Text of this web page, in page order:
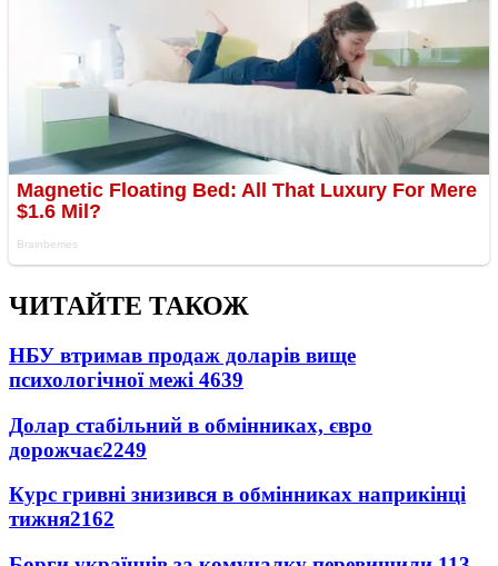
ЧИТАЙТЕ ТАКОЖ
НБУ втримав продаж доларів вище
психологічної межі 4639
Долар стабільний в обмінниках, євро
дорожчає2249
Курс гривні знизився в обмінниках наприкінці
тижня2162